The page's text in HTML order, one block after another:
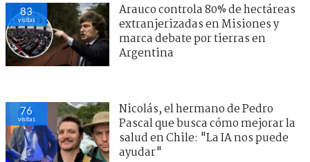
83
visitas
Arauco controla 80% de hectáreas
extranjerizadas en Misiones y
marca debate por tierras en
Argentina
76
visitas
Nicolás, el hermano de Pedro
Pascal que busca cómo mejorar la
salud en Chile: "La IA nos puede
ayudar"